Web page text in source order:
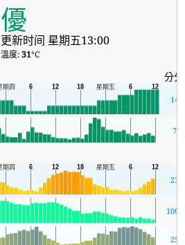
優
更新时间 星期五13:00
溫度:31°C
分
14
7
23
1004
25